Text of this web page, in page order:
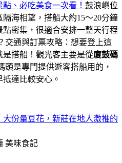
、必吃美食一次看！ 鼓浪嶼位
海相望，搭船大約15～20分鐘
密集，很適合安排一整天行程
交通與訂票攻略：想要登上這
搭船！觀光客主要是從廈鼓碼
頭是專門提供遊客搭船用的，
達比較安心。
份量豆花，新莊在地人激推的
美味食記